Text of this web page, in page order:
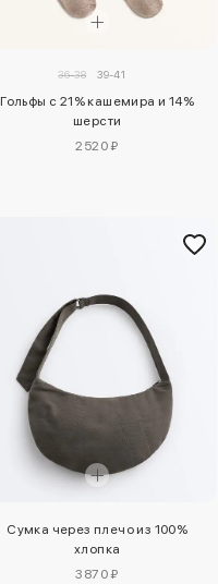
36-38 39-41
Гольфы с 21% кашемира и 14%
шерсти
2520 ₽
Сумка через плечо из 100%
хлопка
3870 ₽